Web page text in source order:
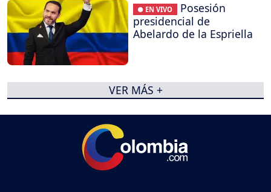
● EN VIVO
Posesión
presidencial de
Abelardo de la Espriella
VER MÁS +